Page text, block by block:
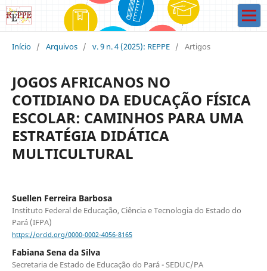
Início / Arquivos / v. 9 n. 4 (2025): REPPE / Artigos
JOGOS AFRICANOS NO
COTIDIANO DA EDUCAÇÃO FÍSICA
ESCOLAR: CAMINHOS PARA UMA
ESTRATÉGIA DIDÁTICA
MULTICULTURAL
Suellen Ferreira Barbosa
Instituto Federal de Educação, Ciência e Tecnologia do Estado do
Pará (IFPA)
https://orcid.org/0000-0002-4056-8165
Fabiana Sena da Silva
Secretaria de Estado de Educação do Pará - SEDUC/PA